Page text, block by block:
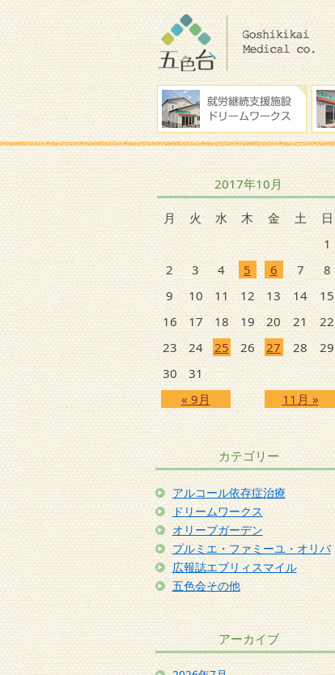
2017年10月
月 火 水 木 金 土 日
« 9月 11月 »
1
2
3 4 5 6 7
8
9
10 11 12 13 14
15
16
17 18 19 20 21
22
23
24 25 26 27 28
29
30
31
カテゴリー
アルコール依存症治療
ドリームワークス
オリーブガーデン
プルミエ・ファミーユ・オリバ
広報誌エブリィスマイル
五色会その他
アーカイブ